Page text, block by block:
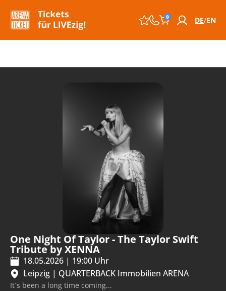
0 DE EN
One Night Of Taylor - The Taylor Swift
Tribute by XENNA
18.05.2026 | 19:00 Uhr
Leipzig | QUARTERBACK Immobilien ARENA
It`s been a long time coming...